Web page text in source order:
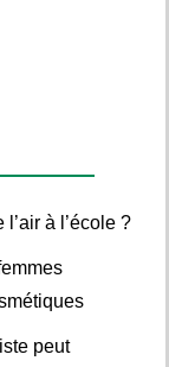
à l’école ?
peut